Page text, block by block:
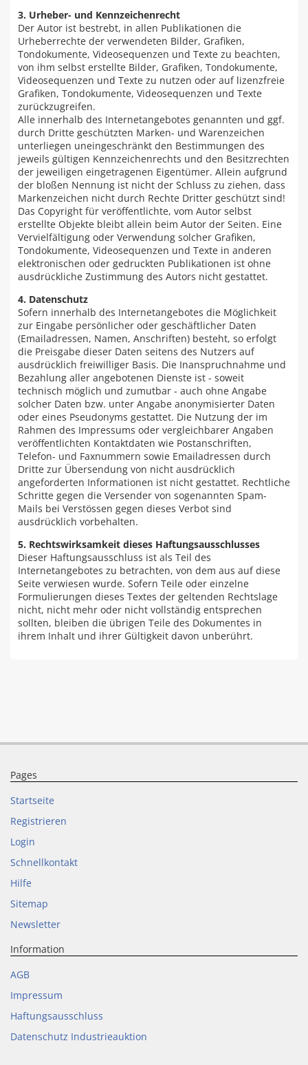
3. Urheber- und Kennzeichenrecht
Der Autor ist bestrebt, in allen Publikationen die
Urheberrechte der verwendeten Bilder, Grafiken,
Tondokumente, Videosequenzen und Texte zu beachten,
von ihm selbst erstellte Bilder, Grafiken, Tondokumente,
Videosequenzen und Texte zu nutzen oder auf lizenzfreie
Grafiken, Tondokumente, Videosequenzen und Texte
zurückzugreifen.
Alle innerhalb des Internetangebotes genannten und ggf.
durch Dritte geschützten Marken- und Warenzeichen
unterliegen uneingeschränkt den Bestimmungen des
jeweils gültigen Kennzeichenrechts und den Besitzrechten
der jeweiligen eingetragenen Eigentümer. Allein aufgrund
der bloßen Nennung ist nicht der Schluss zu ziehen, dass
Markenzeichen nicht durch Rechte Dritter geschützt sind!
Das Copyright für veröffentlichte, vom Autor selbst
erstellte Objekte bleibt allein beim Autor der Seiten. Eine
Vervielfältigung oder Verwendung solcher Grafiken,
Tondokumente, Videosequenzen und Texte in anderen
elektronischen oder gedruckten Publikationen ist ohne
ausdrückliche Zustimmung des Autors nicht gestattet.
4. Datenschutz
Sofern innerhalb des Internetangebotes die Möglichkeit
zur Eingabe persönlicher oder geschäftlicher Daten
(Emailadressen, Namen, Anschriften) besteht, so erfolgt
die Preisgabe dieser Daten seitens des Nutzers auf
ausdrücklich freiwilliger Basis. Die Inanspruchnahme und
Bezahlung aller angebotenen Dienste ist - soweit
technisch möglich und zumutbar - auch ohne Angabe
solcher Daten bzw. unter Angabe anonymisierter Daten
oder eines Pseudonyms gestattet. Die Nutzung der im
Rahmen des Impressums oder vergleichbarer Angaben
veröffentlichten Kontaktdaten wie Postanschriften,
Telefon- und Faxnummern sowie Emailadressen durch
Dritte zur Übersendung von nicht ausdrücklich
angeforderten Informationen ist nicht gestattet. Rechtliche
Schritte gegen die Versender von sogenannten Spam-
Mails bei Verstössen gegen dieses Verbot sind
ausdrücklich vorbehalten.
5. Rechtswirksamkeit dieses Haftungsausschlusses
Dieser Haftungsausschluss ist als Teil des
Internetangebotes zu betrachten, von dem aus auf diese
Seite verwiesen wurde. Sofern Teile oder einzelne
Formulierungen dieses Textes der geltenden Rechtslage
nicht, nicht mehr oder nicht vollständig entsprechen
sollten, bleiben die übrigen Teile des Dokumentes in
ihrem Inhalt und ihrer Gültigkeit davon unberührt.
Pages
Startseite
Registrieren
Login
Schnellkontakt
Hilfe
Sitemap
Newsletter
Information
AGB
Impressum
Haftungsausschluss
Datenschutz Industrieauktion